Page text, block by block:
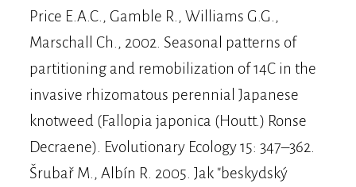
Price E.A.C., Gamble R., Williams G.G.,
Marschall Ch., 2002. Seasonal patterns of
partitioning and remobilization of 14C in the
invasive rhizomatous perennial Japanese
knotweed (Fallopia japonica (Houtt.) Ronse
Decraene). Evolutionary Ecology 15: 347–362.
Šrubař M., Albín R. 2005. Jak "beskydský